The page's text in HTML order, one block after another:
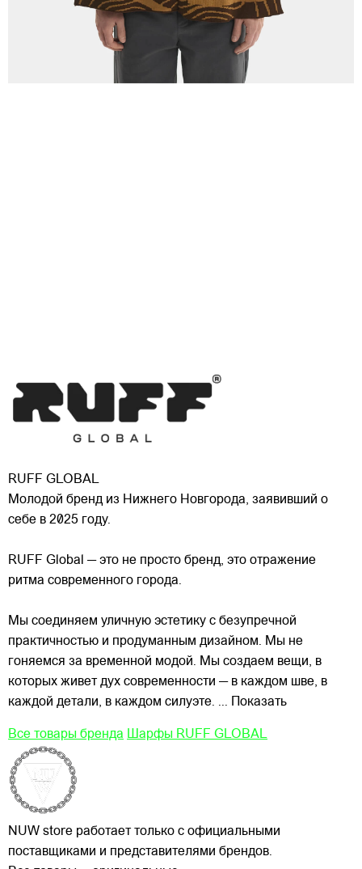
RUFF GLOBAL
Молодой бренд из Нижнего Новгорода, заявивший о
себе в 2025 году.
RUFF Global — это не просто бренд, это отражение
ритма современного города.
Мы соединяем уличную эстетику с безупречной
практичностью и продуманным дизайном. Мы не
гоняемся за временной модой. Мы создаем вещи, в
которых живет дух современности — в каждом шве, в
каждой детали, в каждом силуэте. ... Показать
Все товары бренда Шарфы RUFF GLOBAL
NUW store работает только с официальными
поставщиками и представителями брендов.